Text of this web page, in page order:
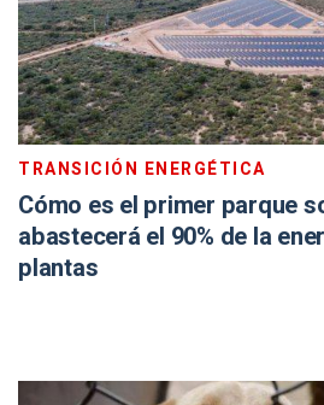
TRANSICIÓN ENERGÉTICA
Cómo es el primer parque
abastecerá el 90% de la
plantas